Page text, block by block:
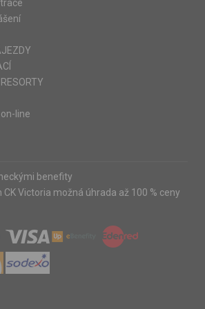
line
benefity
Victoria možná úhrada až 100 % ceny